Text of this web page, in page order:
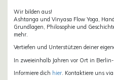
Wir bilden aus!
Ashtanga und Vinyasa Flow Yoga,
Grundlagen, Philosophie und
mehr.
Vertiefen und Unterstützen deiner
In zweieinhalb Jahren vor Ort in Berlin-
Informiere dich hier. Kontaktiere uns via